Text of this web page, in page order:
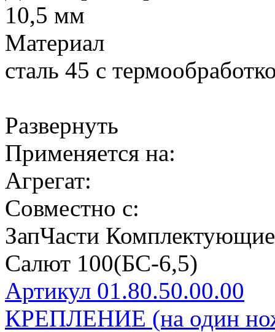
10,5 мм
Материал
сталь 45 с
Развернуть
Применяется на:
Агрегат:
Совместно с:
ЗапЧасти
Салют 100(БС-6,5)
Артикул 01.80.50.00.00
КРЕПЛЕНИЕ (на один